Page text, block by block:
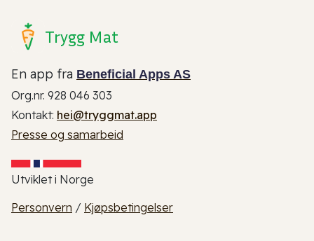
Trygg Mat
En app fra Beneficial Apps AS
Org.nr. 928 046 303
Kontakt: hei@tryggmat.app
Presse og samarbeid
Utviklet i Norge
Personvern / Kjøpsbetingelser